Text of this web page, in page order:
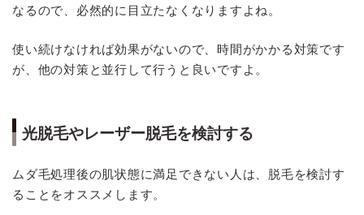
なるので、必然的に目立たなくなりますよね。
使い続けなければ効果がないので、時間がかかる対策です
が、他の対策と並行して行うと良いですよ。
光脱毛やレーザー脱毛を検討する
ムダ毛処理後の肌状態に満足できない人は、脱毛を検討す
ることをオススメします。